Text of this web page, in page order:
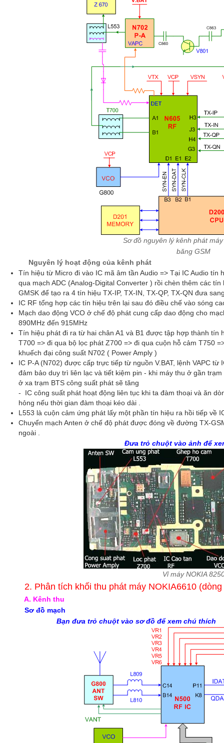
Sơ đồ nguyên lý kênh phát
băng GSM
Nguyên lý hoạt động của kênh phát
Tín hiệu từ Micro đi vào IC mã âm tần Audio => Tại IC Audio
qua mạch ADC (Analog-Digital Converter ) rồi chèn thêm các
GMSK để tạo ra 4 tín hiệu TX-IP, TX-IN, TX-QP, TX-QN đưa
IC RF tổng hợp các tín hiệu trên lại sau đó điều chế vào sóng
Mạch dao động VCO ở chế độ phát cung cấp dao động cho
890MHz đến 915MHz
Tín hiệu phát đi ra từ hai chân A1 và B1 được tập hợp thành tín
T700 => đi qua bộ lọc phát Z700 => đi qua cuộn hỗ cảm T750
khuếch đại công suất N702 ( Power Amply )
IC P-A (N702) được cấp trực tiếp từ nguồn V.BAT, lệnh VAPC
đảm bảo duy trì liên lạc và tiết kiệm pin - khi máy thu ở gần
ở xa trạm BTS công suất phát sẽ tăng
- IC công suất phát hoạt động liên tục khi ta đàm thoại và ăn
hỏng nếu thời gian đàm thoại kéo dài .
L553 là cuộn cảm ứng phát lấy một phần tín hiệu ra hồi tiếp về
Chuyển mạch Anten ở chế độ phát được đóng về đường TX-
ngoài .
Đưa trỏ chuột vào ảnh để
Vỉ máy NOKIA
2. Phân tích khối thu phát máy NOKIA6610
A. Kênh thu
Sơ đồ mạch
Bạn đưa trỏ chuột vào sơ đồ để xem chú thích